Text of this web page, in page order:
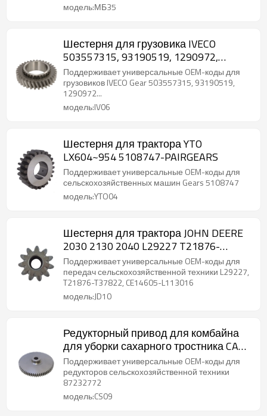
модель:МБ35
Шестерня для грузовика IVECO
503557315, 93190519, 1290972,
81323020058-PAIRGEARS
Поддерживает универсальные OEM-коды для
грузовиков IVECO Gear 503557315, 93190519,
1290972...
модель:IV06
Шестерня для трактора YTO
LX604~954 5108747-PAIRGEARS
Поддерживает универсальные OEM-коды для
сельскохозяйственных машин Gears 5108747
модель:YTO04
Шестерня для трактора JOHN DEERE
2030 2130 2040 L29227 T21876-
T37822 CE14605-L113016-PAIRGEARS
Поддерживает универсальные OEM-коды для
передач сельскохозяйственной техники L29227,
T21876-T37822, CE14605-L113016
модель:JD10
Редукторный привод для комбайна
для уборки сахарного тростника CASE
IH A7700 A8000 A8800 87232772-
PAIRGEARS
Поддерживает универсальные OEM-коды для
редукторов сельскохозяйственной техники
87232772
модель:CS09